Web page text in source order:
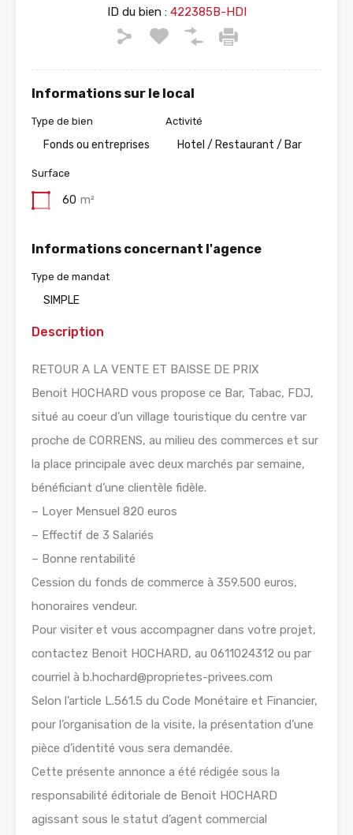
ID du bien :422385B-HDI
Informations sur le local
Type de bien
Fonds ou entreprises
Activité
Hotel / Restaurant / Bar
Surface
60 m²
Informations concernant l'agence
Type de mandat
SIMPLE
Description
RETOUR A LA VENTE ET BAISSE DE PRIX
Benoit HOCHARD vous propose ce Bar, Tabac, FDJ,
situé au coeur d’un village touristique du centre var
proche de CORRENS, au milieu des commerces et sur
la place principale avec deux marchés par semaine,
bénéficiant d’une clientèle fidèle.
– Loyer Mensuel 820 euros
– Effectif de 3 Salariés
– Bonne rentabilité
Cession du fonds de commerce à 359.500 euros,
honoraires vendeur.
Pour visiter et vous accompagner dans votre projet,
contactez Benoit HOCHARD, au 0611024312 ou par
courriel à b.hochard@proprietes-privees.com
Selon l’article L.561.5 du Code Monétaire et Financier,
pour l’organisation de la visite, la présentation d’une
pièce d’identité vous sera demandée.
Cette présente annonce a été rédigée sous la
responsabilité éditoriale de Benoit HOCHARD
agissant sous le statut d’agent commercial